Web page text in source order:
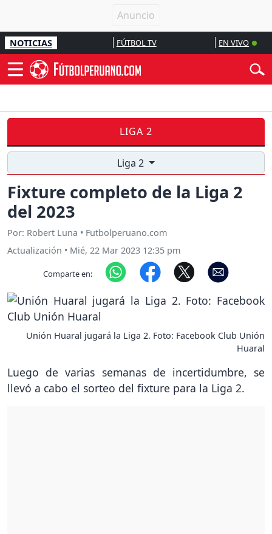
NOTICIAS FÚTBOL TV EN VIVO
LIGA 2
Liga 2
Fixture completo de la Liga 2
del 2023
Por: Robert Luna • Futbolperuano.com
Actualización • Mié, 22 Mar 2023 12:35 pm
Comparte en:
Unión Huaral jugará la Liga 2. Foto: Facebook Club Unión
Huaral
Luego de varias semanas de incertidumbre, se
llevó a cabo el sorteo del fixture para la Liga 2.